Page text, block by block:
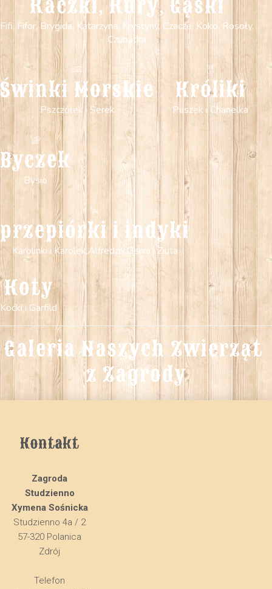
Kaczki, Kury, Gąski
Fifi, Fifor, Brygida, Katarzyna, Krystyny, Czacze, Koko, Rosoły,
Czubatka
Świnki Morskie
Pszczółek i Serek
Króliki
Puszek i Chanelka
Byczek
Bysio
przepiórki i indyki
Karolinki i Karolek,Alfredzik,Genia i Ziuta
Koty
Koćki i Garfild
Galeria Naszych Zwierząt
z Zagrody
Kontakt
Zagroda
Studzienno
Xymena Sośnicka
Studzienno 4a / 2
57-320 Polanica
Zdrój
Telefon